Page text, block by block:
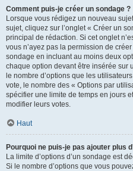
Comment puis-je créer un sondage ?
Lorsque vous rédigez un nouveau
sujet, cliquez sur l’onglet « Créer un
principal de rédaction. Si cet onglet
vous n’ayez pas la permission de
sondage en incluant au moins deux
chaque option devant être insérée sur
le nombre d’options que les
vote, le nombre des « Options par
spécifier une limite de temps en jours
modifier leurs votes.
Haut
Pourquoi ne puis-je pas ajouter plus
La limite d’options d’un sondage est
Si le nombre d’options que vous